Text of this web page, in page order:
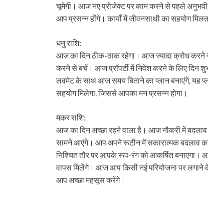
चूमेगी। आज नए प्रोजेक्ट पर काम करने से पहले
आप प्रसन्न होंगे। कार्यों में जीवनसाथी का सहयोग
धनु राशि:
आज का दिन ठीक-ठाक रहेगा। आज ज्यादा क्रोध करने
करने से बचें। आज प्रॉपर्टी में निवेश करने के लिए दिन
लवमेट के साथ आज समय बिताने का प्लान बनाएंगे, यह
सहयोग मिलेगा, जिससे आपका मन प्रसन्न होगा।
मकर राशि:
आज का दिन अच्छा रहने वाला है। आज नौकरी में
सामने आएंगे। आप अपने रूटीन में सकारात्मक बदलाव
निश्चित तौर पर आपके रूप-रंग को आकर्षित
वापस मिलेंगे। आज आप किसी नई परियोजना पर
आप अच्छा महसूस करेंगे।